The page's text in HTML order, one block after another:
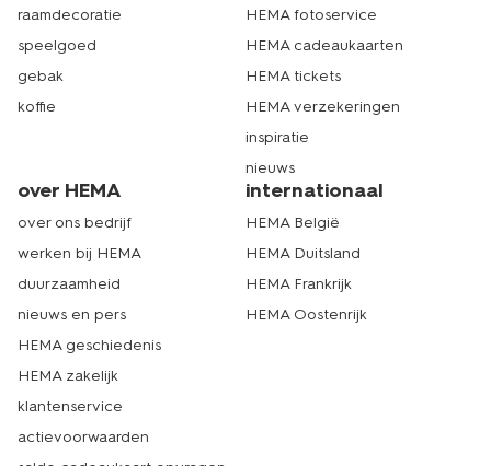
raamdecoratie
speelgoed
gebak
koffie
HEMA fotoservice
HEMA cadeaukaarten
HEMA tickets
HEMA verzekeringen
inspiratie
nieuws
over HEMA
over ons bedrijf
werken bij HEMA
duurzaamheid
nieuws en pers
HEMA geschiedenis
HEMA zakelijk
klantenservice
actievoorwaarden
internationaal
HEMA België
HEMA Duitsland
HEMA Frankrijk
HEMA Oostenrijk